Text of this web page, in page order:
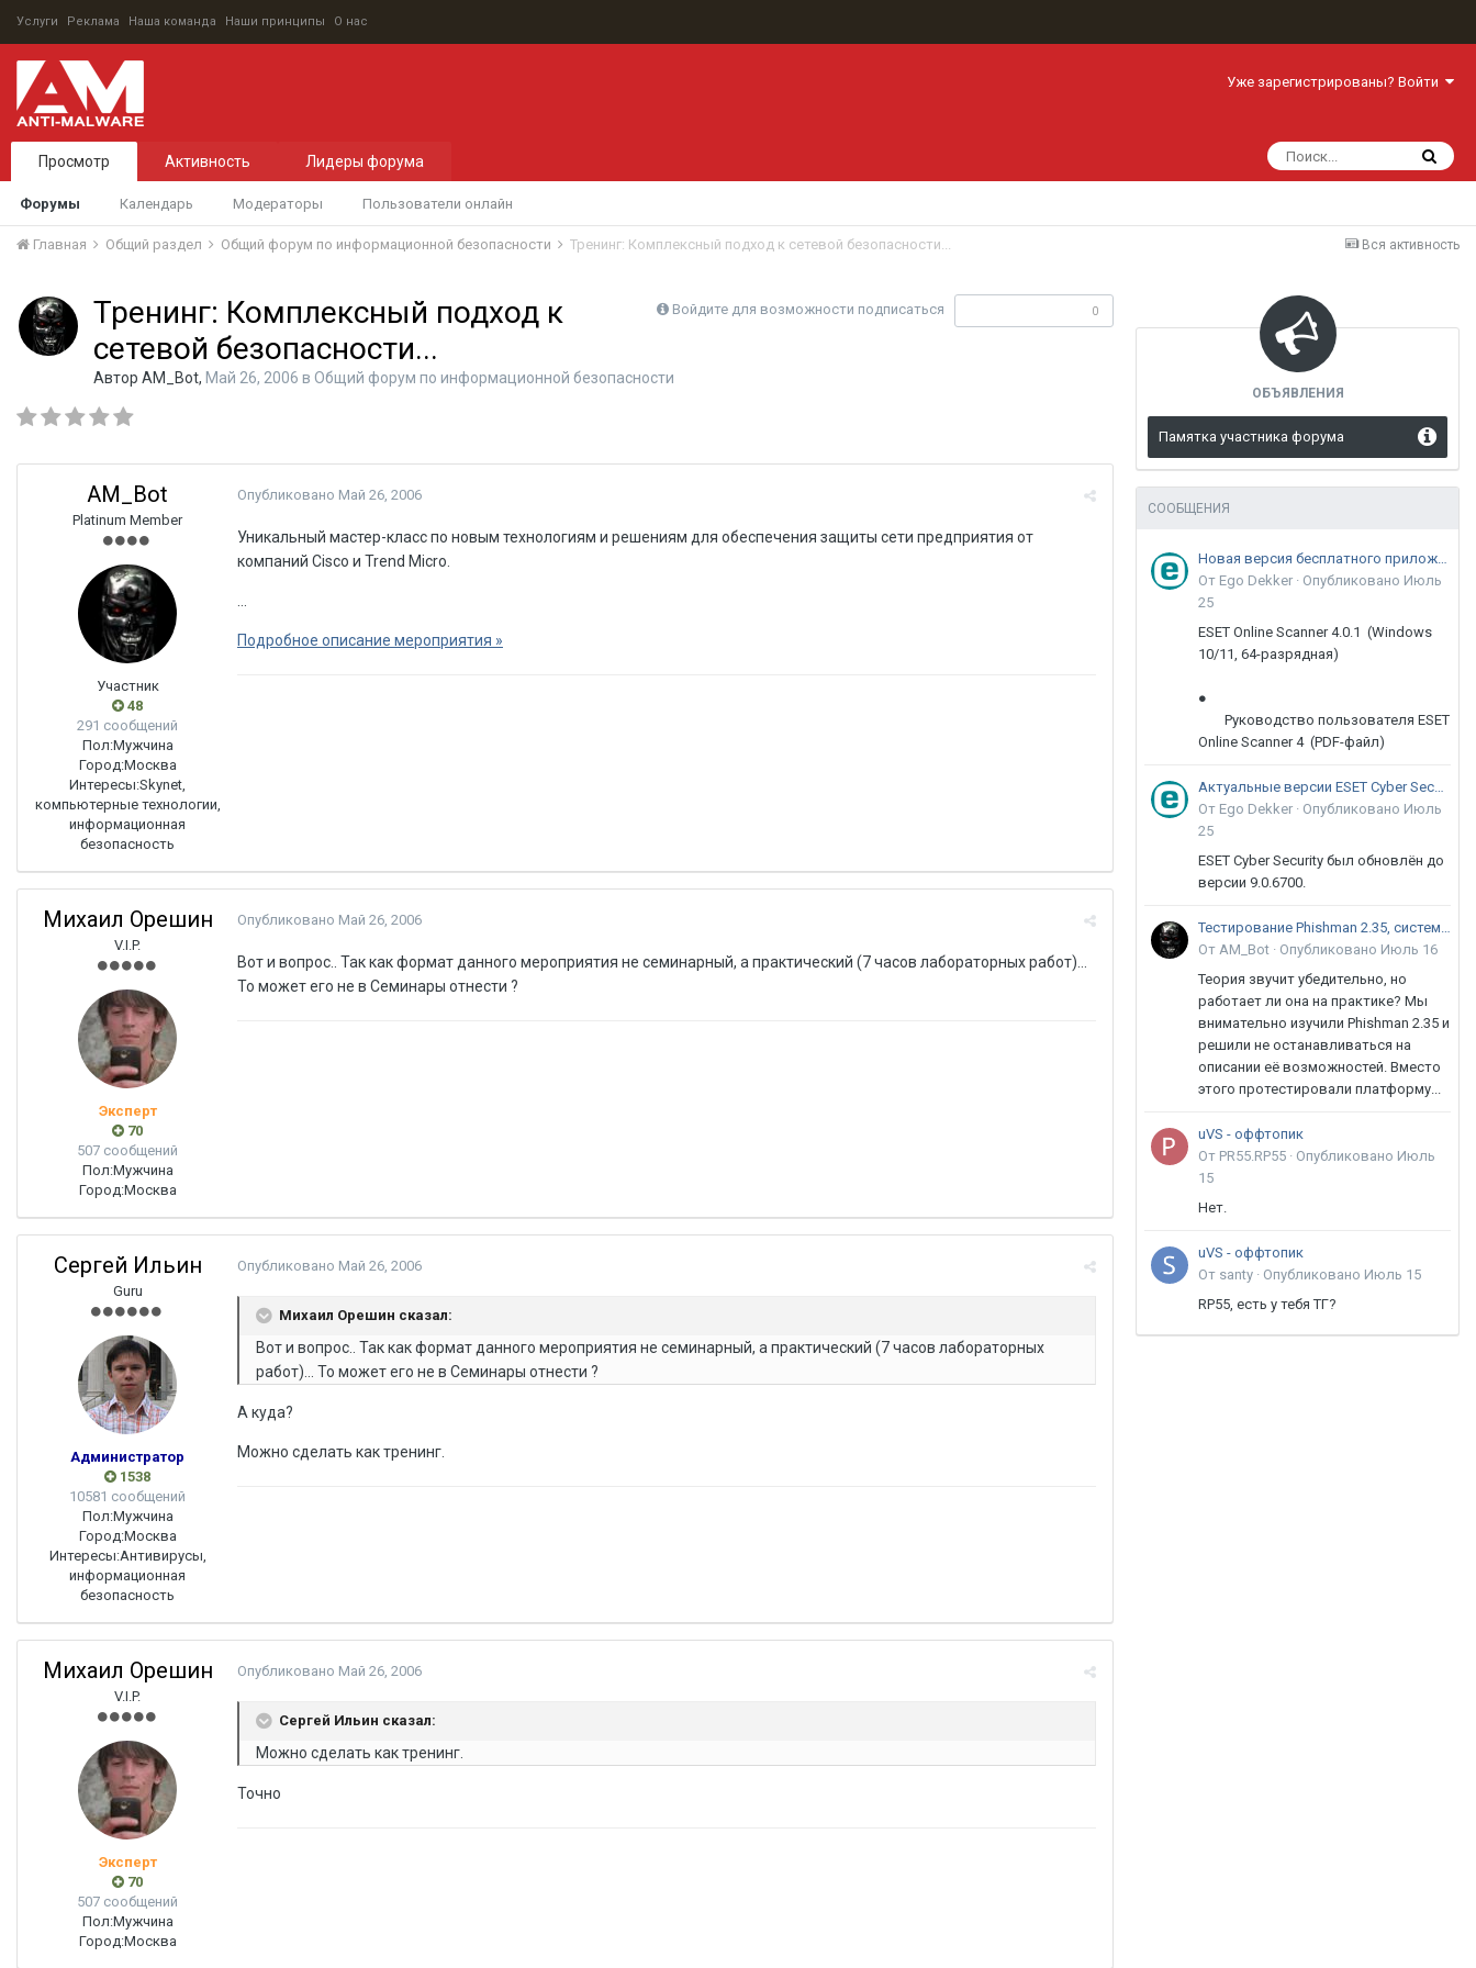
Услуги Реклама Наша команда Наши принципы О нас
Уже зарегистрированы? Войти
Просмотр
Форумы Календарь Модераторы Пользователи онлайн
Активность Лидеры форума
Вся активность
Главная Общий раздел Общий форум по информационной безопасности Тренинг: Комплексный подход к сетевой безопасности...
Войдите для возможности подписаться 0
Тренинг: Комплексный подход к
сетевой безопасности...
Автор AM_Bot, Май 26, 2006 в Общий форум по информационной безопасности
AM_Bot
Platinum Member
Участник
48
291 сообщений
Пол:Мужчина
Город:Москва
Интересы:Skynet,
компьютерные технологии,
информационная
безопасность
Опубликовано Май 26, 2006
Уникальный мастер-класс по новым технологиям и решениям для обеспечения защиты сети предприятия от
компаний Cisco и Trend Micro.
Подробное описание мероприятия »
Михаил Орешин
V.I.P.
Эксперт
70
507 сообщений
Пол:Мужчина
Город:Москва
Опубликовано Май 26, 2006
Вот и вопрос.. Так как формат данного мероприятия не семинарный, а практический (7 часов лабораторных работ)...
То может его не в Семинары отнести ?
Сергей Ильин
Guru
Администратор
1538
10581 сообщений
Пол:Мужчина
Город:Москва
Интересы:Антивирусы,
информационная
безопасность
Опубликовано Май 26, 2006
Михаил Орешин сказал:
Вот и вопрос.. Так как формат данного мероприятия не семинарный, а практический (7 часов лабораторных
работ)... То может его не в Семинары отнести ?
А куда?
Можно сделать как тренинг.
Михаил Орешин
V.I.P.
Эксперт
70
507 сообщений
Пол:Мужчина
Город:Москва
Опубликовано Май 26, 2006
Сергей Ильин сказал:
Можно сделать как тренинг.
Точно
ОБЪЯВЛЕНИЯ
Памятка участника форума
СООБЩЕНИЯ
Новая версия бесплатного приложения ESET Online Scanner доступна пользователям
От Ego Dekker · Опубликовано Июль
25
ESET Online Scanner 4.0.1 (Windows
10/11, 64-разрядная)
●
Руководство пользователя ESET
Online Scanner 4 (PDF-файл)
Актуальные версии ESET Cyber Security 9
От Ego Dekker · Опубликовано Июль
25
ESET Cyber Security был обновлён до
версии 9.0.6700.
Тестирование Phishman 2.35, системы повышения осведомлённости пользователей в сфере ИБ
От AM_Bot · Опубликовано Июль 16
Теория звучит убедительно, но
работает ли она на практике? Мы
внимательно изучили Phishman 2.35 и
решили не останавливаться на
описании её возможностей. Вместо
этого протестировали платформу...
uVS - оффтопик
От PR55.RP55 · Опубликовано Июль
15
Нет.
uVS - оффтопик
От santy · Опубликовано Июль 15
RP55, есть у тебя ТГ?